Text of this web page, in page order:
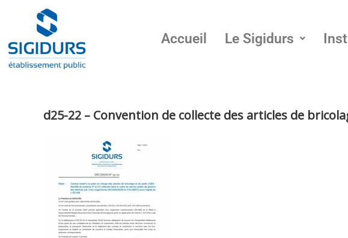
Accueil Le Sigidurs
d25-22 – Convention de collecte des articles de